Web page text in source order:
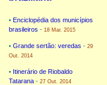
• Enciclopédia dos municípios
brasileiros - 18 Mar. 2015
• Grande sertão: veredas - 29
Out. 2014
• Itinerário de Riobaldo
Tatarana- 27 Out. 2014